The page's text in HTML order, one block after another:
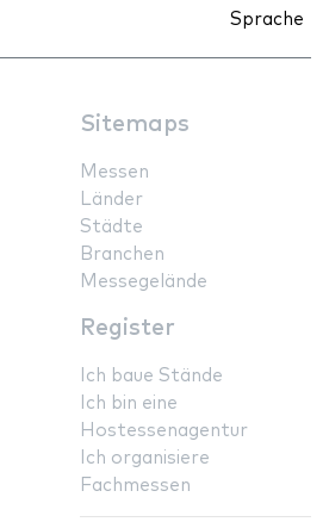
Sprache
Sitemaps
Messen
Länder
Städte
Branchen
Messegelände
Register
Ich baue Stände
Ich bin eine
Hostessenagentur
Ich organisiere
Fachmessen